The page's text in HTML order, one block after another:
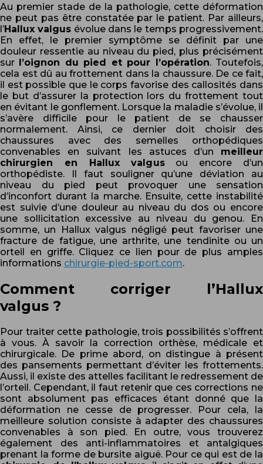
Au premier stade de la pathologie, cette déformation
ne peut pas être constatée par le patient. Par ailleurs,
l’Hallux valgus évolue dans le temps progressivement.
En effet, le premier symptôme se définit par une
douleur ressentie au niveau du pied, plus précisément
sur l’oignon du pied et pour l’opération. Toutefois,
cela est dû au frottement dans la chaussure. De ce fait,
il est possible que le corps favorise des callosités dans
le but d’assurer la protection lors du frottement tout
en évitant le gonflement. Lorsque la maladie s’évolue, il
s’avère difficile pour le patient de se chausser
normalement. Ainsi, ce dernier doit choisir des
chaussures avec des semelles orthopédiques
convenables en suivant les astuces d’un meilleur
chirurgien en Hallux valgusou encore d’un
orthopédiste. Il faut souligner qu’une déviation au
niveau du pied peut provoquer une sensation
d’inconfort durant la marche. Ensuite, cette instabilité
est suivie d’une douleur au niveau du dos ou encore
une sollicitation excessive au niveau du genou. En
somme, un Hallux valgus négligé peut favoriser une
fracture de fatigue, une arthrite, une tendinite ou un
orteil en griffe. Cliquez ce lien pour de plus amples
informations chirurgie-pied-sport.com.
Comment corriger l’Hallux
valgus ?
Pour traiter cette pathologie, trois possibilités s’offrent
à vous. À savoir la correction orthèse, médicale et
chirurgicale. De prime abord, on distingue à présent
des pansements permettant d’éviter les frottements.
Aussi, il existe des attelles facilitant le redressement de
l’orteil. Cependant, il faut retenir que ces corrections ne
sont absolument pas efficaces étant donné que la
déformation ne cesse de progresser. Pour cela, la
meilleure solution consiste à adapter des chaussures
convenables à son pied. En outre, vous trouverez
également des anti-inflammatoires et antalgiques
prenant la forme de bursite aiguë. Pour ce qui est de la